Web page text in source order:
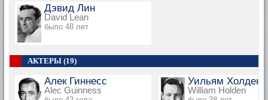
Дэвид Лин
David Lean
было 48 лет
АКТЕРЫ (19)
Алек Гиннесс
Alec Guinness
Уильям Холден
William Holden